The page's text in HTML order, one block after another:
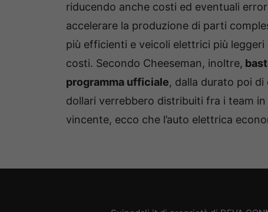
riducendo anche costi ed eventuali
accelerare la produzione di parti
più efficienti e veicoli elettrici più
costi. Secondo Cheeseman, inoltre,
programma ufficiale, dalla durato poi
dollari verrebbero distribuiti fra i team
vincente, ecco che l’auto elettrica